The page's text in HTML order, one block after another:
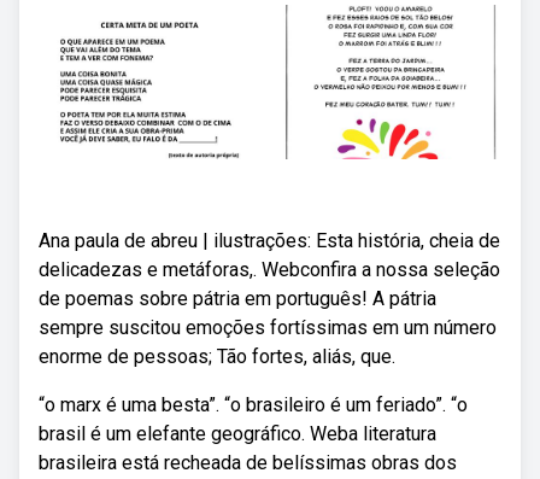
Ana paula de abreu | ilustrações: Esta história, cheia de
delicadezas e metáforas,. Webconfira a nossa seleção
de poemas sobre pátria em português! A pátria
sempre suscitou emoções fortíssimas em um número
enorme de pessoas; Tão fortes, aliás, que.
“o marx é uma besta”. “o brasileiro é um feriado”. “o
brasil é um elefante geográfico. Weba literatura
brasileira está recheada de belíssimas obras dos